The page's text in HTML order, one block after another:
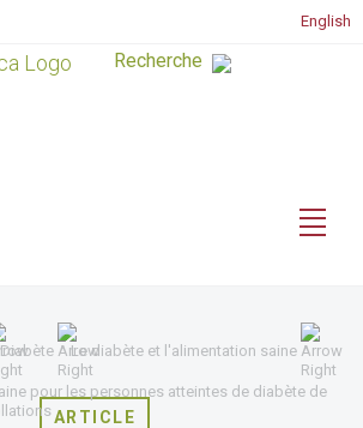
English
Diabète Le diabète et l'alimentation saine
pour les personnes atteintes de diabète de
ARTICLE